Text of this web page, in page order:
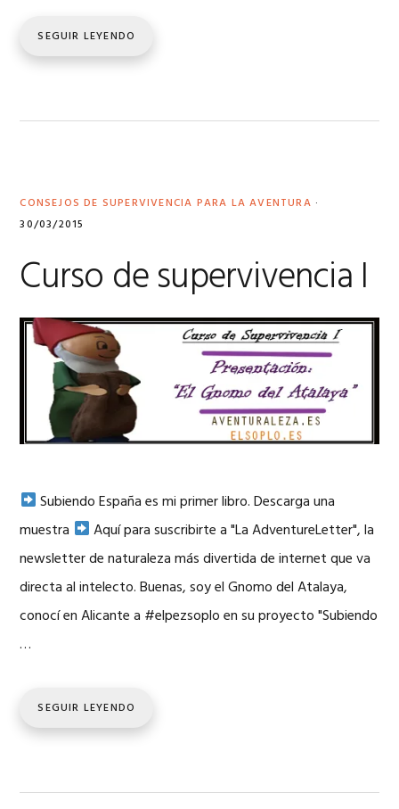
SEGUIR LEYENDO
CONSEJOS DE SUPERVIVENCIA PARA LA AVENTURA ·
30/03/2015
Curso de supervivencia I
Subiendo España es mi primer libro. Descarga una
muestra
Aquí para suscribirte a "La AdventureLetter", la
newsletter de naturaleza más divertida de internet que va
directa al intelecto. Buenas, soy el Gnomo del Atalaya,
conocí en Alicante a #elpezsoplo en su proyecto "Subiendo
…
SEGUIR LEYENDO